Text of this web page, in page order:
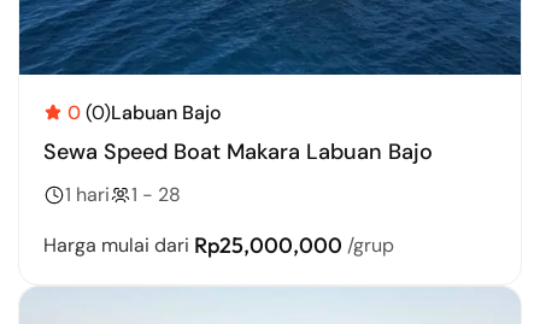
0(0)Labuan Bajo
Sewa Speed Boat Makara Labuan Bajo
1 hari
1 - 28
Harga mulai dari Rp25,000,000 /grup